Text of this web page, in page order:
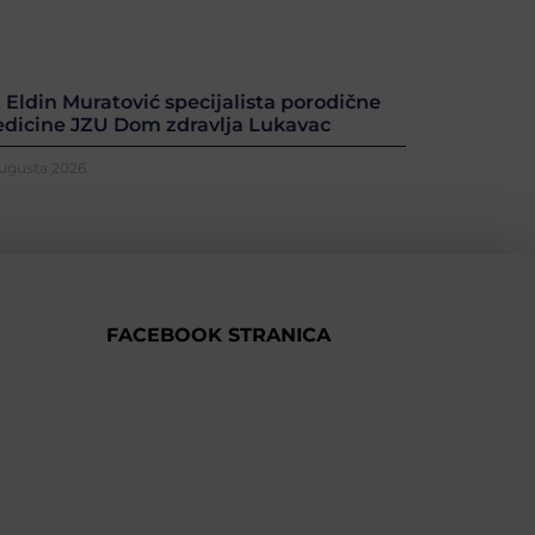
Eldin Muratović specijalista porodične
JZU Dom zdravlja Lukavac
2026.
FACEBOOK STRANICA